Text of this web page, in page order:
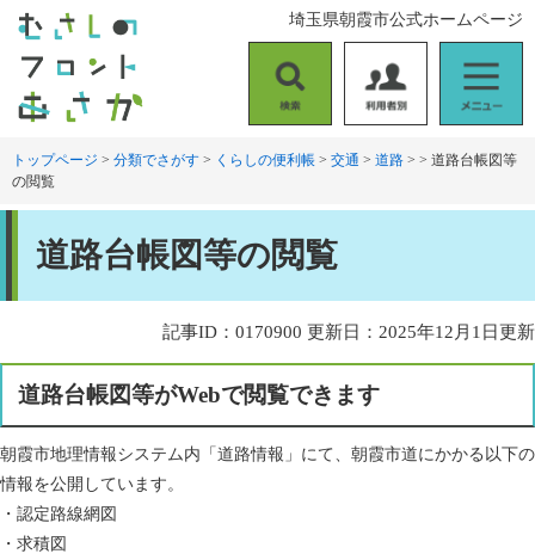
す
。
し
て
索
用
者
ニ
ュ
埼玉県朝霞市公式ホームページ
トップページ > 分類でさがす > くらしの便利帳 > 交通 > 道路 > > 道路台帳図等
の閲覧
道路台帳図等の閲覧
記事ID：0170900 更新日：2025年12月1日更新
道路台帳図等がWebで閲覧できます
朝霞市地理情報システム内「道路情報」にて、朝霞市道にかかる以下の
情報を公開しています。
・認定路線網図
・求積図